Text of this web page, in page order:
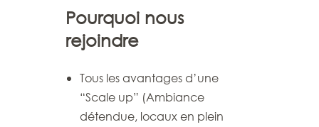
Pourquoi nous
rejoindre
Tous les avantages d’une
“Scale up” (Ambiance
détendue, locaux en plein